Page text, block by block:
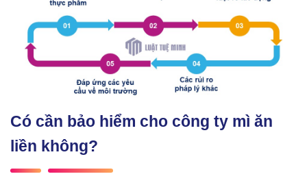
Có cần bảo hiểm cho công ty mì ăn
liền không?